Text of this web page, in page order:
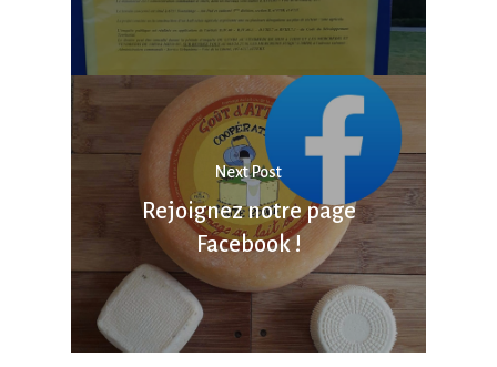
Next Post
Rejoignez notre page
Facebook !